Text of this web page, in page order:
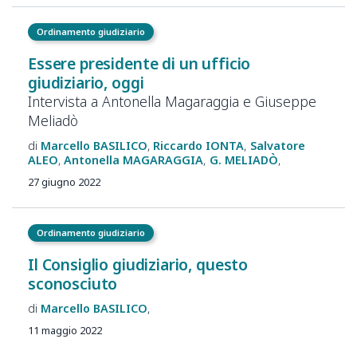
Ordinamento giudiziario
Essere presidente di un ufficio
giudiziario, oggi
Intervista a Antonella Magaraggia e Giuseppe
Meliadò
Marcello BASILICO Riccardo IONTA Salvatore
ALEO Antonella MAGARAGGIA G. MELIADÒ
27 giugno 2022
Ordinamento giudiziario
Il Consiglio giudiziario, questo
sconosciuto
Marcello BASILICO
11 maggio 2022